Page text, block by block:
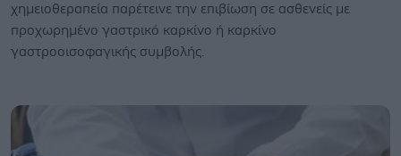
χημειοθεραπεία παρέτεινε την επιβίωση σε ασθενείς με
προχωρημένο γαστρικό καρκίνο ή καρκίνο
γαστροοισοφαγικής συμβολής.